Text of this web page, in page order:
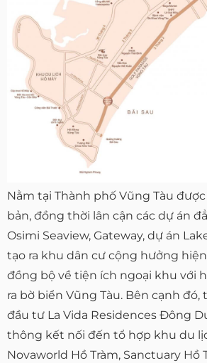
Nằm tại Thành phố Vũng Tàu
bản, đồng thời lân cận các dự án
Osimi Seaview, Gateway, dự án
tạo ra khu dân cư cộng hưởng
đồng bộ về tiện ích ngoại khu với
ra bờ biển Vũng Tàu. Bên cạnh đó,
đầu tư La Vida Residences Đông
thông kết nối đến tổ hợp khu du
Novaworld Hồ Tràm, Sanctuary Hồ